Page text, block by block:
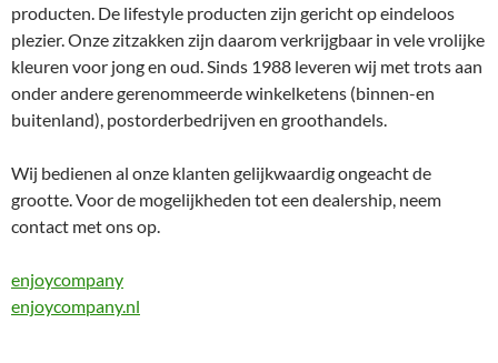
producten. De lifestyle producten zijn gericht op eindeloos
plezier. Onze zitzakken zijn daarom verkrijgbaar in vele vrolijke
kleuren voor jong en oud. Sinds 1988 leveren wij met trots aan
onder andere gerenommeerde winkelketens (binnen-en
buitenland), postorderbedrijven en groothandels.
Wij bedienen al onze klanten gelijkwaardig ongeacht de
grootte. Voor de mogelijkheden tot een dealership, neem
contact met ons op.
enjoycompany
enjoycompany.nl